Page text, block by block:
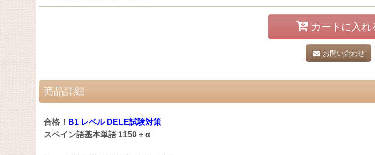
カートに入れ
お問い合わせ
商品詳細
合格！ B1 レベル DELE試験対策
スペイン語基本単語 1150 + α